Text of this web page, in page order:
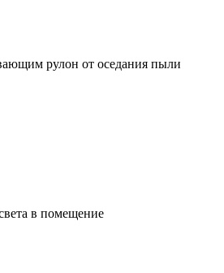
рулон от оседания пыли
в помещение